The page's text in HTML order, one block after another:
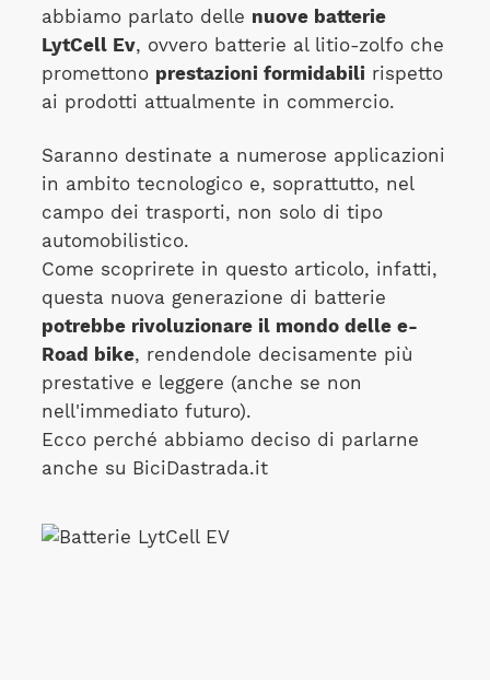
abbiamo parlato delle nuove batterie
LytCell Ev, ovvero batterie al litio-zolfo che
promettono prestazioni formidabilirispetto
ai prodotti attualmente in commercio.
Saranno destinate a numerose applicazioni
in ambito tecnologico e, soprattutto, nel
campo dei trasporti, non solo di tipo
automobilistico.
Come scoprirete in questo articolo, infatti,
questa nuova generazione di batterie
potrebbe rivoluzionare il mondo delle e-
Road bike, rendendole decisamente più
prestative e leggere (anche se non
nell'immediato futuro).
Ecco perché abbiamo deciso di parlarne
anche su BiciDastrada.it